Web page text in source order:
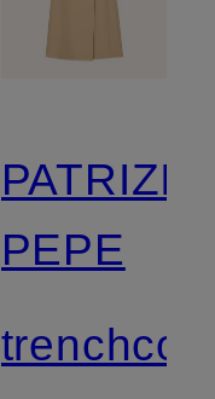
PATRIZIA
PEPE